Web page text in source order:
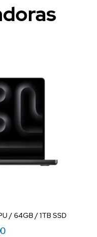
/ 64GB / 1TB SSD